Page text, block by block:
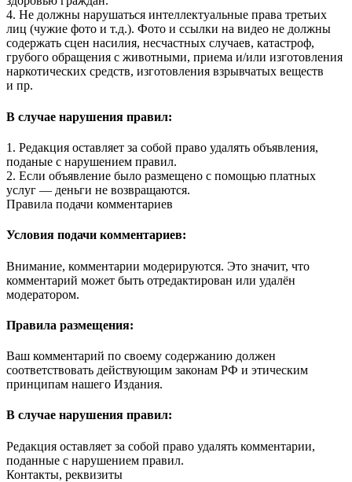
4. Не должны нарушаться интеллектуальные права третьих
лиц (чужие фото и т.д.). Фото и ссылки на видео не должны
содержать сцен насилия, несчастных случаев, катастроф,
грубого обращения с животными, приема и/или изготовления
наркотических средств, изготовления взрывчатых веществ
и пр.
В случае нарушения правил:
1. Редакция оставляет за собой право удалять объявления,
поданые с нарушением правил.
2. Если объявление было размещено с помощью платных
услуг — деньги не возвращаются.
Правила подачи комментариев
Условия подачи комментариев:
Внимание, комментарии модерируются. Это значит, что
комментарий может быть отредактирован или удалён
модератором.
Правила размещения:
Ваш комментарий по своему содержанию должен
соответствовать действующим законам РФ и этическим
принципам нашего Издания.
В случае нарушения правил:
Редакция оставляет за собой право удалять комментарии,
поданные с нарушением правил.
Контакты, реквизиты